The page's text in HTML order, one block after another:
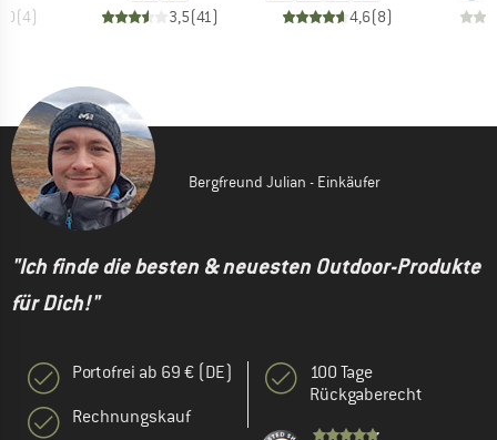
(4) 3,5(41)
4,6(8)
Bergfreund Julian - Einkäufer
"Ich finde die besten & neuesten Outdoor-Produkte
für Dich!"
Portofrei ab 69 € (DE)
Rechnungskauf
100 Tage
Rückgaberecht